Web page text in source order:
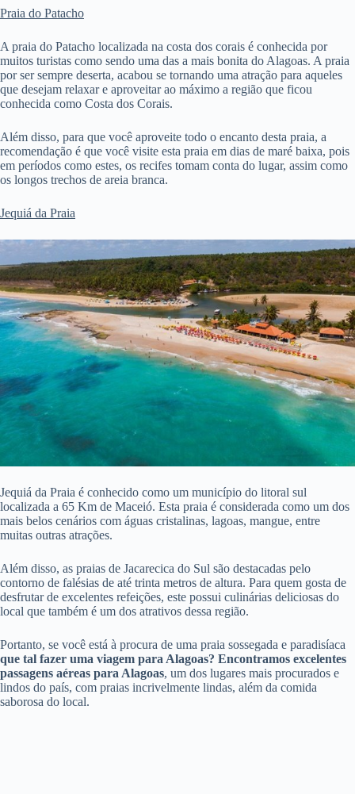
Praia do Patacho
A praia do Patacho localizada na costa dos corais é conhecida por
muitos turistas como sendo uma das a mais bonita do Alagoas. A praia
por ser sempre deserta, acabou se tornando uma atração para aqueles
que desejam relaxar e aproveitar ao máximo a região que ficou
conhecida como Costa dos Corais.
Além disso, para que você aproveite todo o encanto desta praia, a
recomendação é que você visite esta praia em dias de maré baixa, pois
em períodos como estes, os recifes tomam conta do lugar, assim como
os longos trechos de areia branca.
Jequiá da Praia
Jequiá da Praia é conhecido como um município do litoral sul
localizada a 65 Km de Maceió. Esta praia é considerada como um dos
mais belos cenários com águas cristalinas, lagoas, mangue, entre
muitas outras atrações.
Além disso, as praias de Jacarecica do Sul são destacadas pelo
contorno de falésias de até trinta metros de altura. Para quem gosta de
desfrutar de excelentes refeições, este possui culinárias deliciosas do
local que também é um dos atrativos dessa região.
Portanto, se você está à procura de uma praia sossegada e paradisíaca
que tal fazer uma viagem para Alagoas? Encontramos excelentes
passagens aéreas para Alagoas, um dos lugares mais procurados e
lindos do país, com praias incrivelmente lindas, além da comida
saborosa do local.